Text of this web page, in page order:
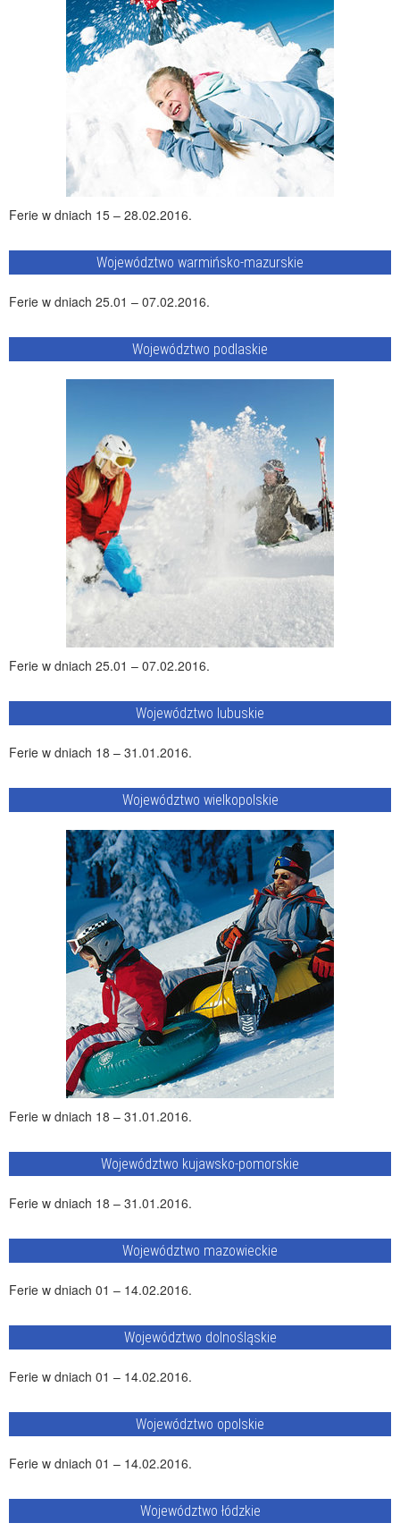
Ferie w dniach 15 – 28.02.2016.
Województwo warmińsko-mazurskie
Ferie w dniach 25.01 – 07.02.2016.
Województwo podlaskie
Ferie w dniach 25.01 – 07.02.2016.
Województwo lubuskie
Ferie w dniach 18 – 31.01.2016.
Województwo wielkopolskie
Ferie w dniach 18 – 31.01.2016.
Województwo kujawsko-pomorskie
Ferie w dniach 18 – 31.01.2016.
Województwo mazowieckie
Ferie w dniach 01 – 14.02.2016.
Województwo dolnośląskie
Ferie w dniach 01 – 14.02.2016.
Województwo opolskie
Ferie w dniach 01 – 14.02.2016.
Województwo łódzkie